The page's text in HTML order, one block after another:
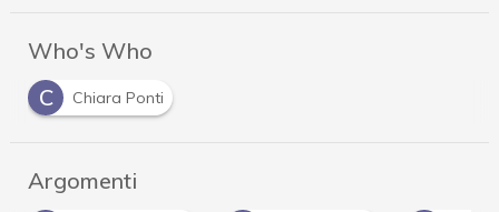
Who's Who
C
Chiara Ponti
Argomenti